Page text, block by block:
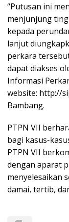
“Putusan ini
menjunjung
kepada
lanjut
perkara
dapat diakses
Informasi
website: http://
Bambang.
PTPN VII
bagi kasus-
PTPN VII
dengan aparat
menyelesaikan
damai, tertib,